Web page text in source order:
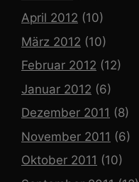
April 2012 (10)
März 2012 (10)
Februar 2012 (12)
Januar 2012 (6)
Dezember 2011 (8)
November 2011 (6)
Oktober 2011 (10)